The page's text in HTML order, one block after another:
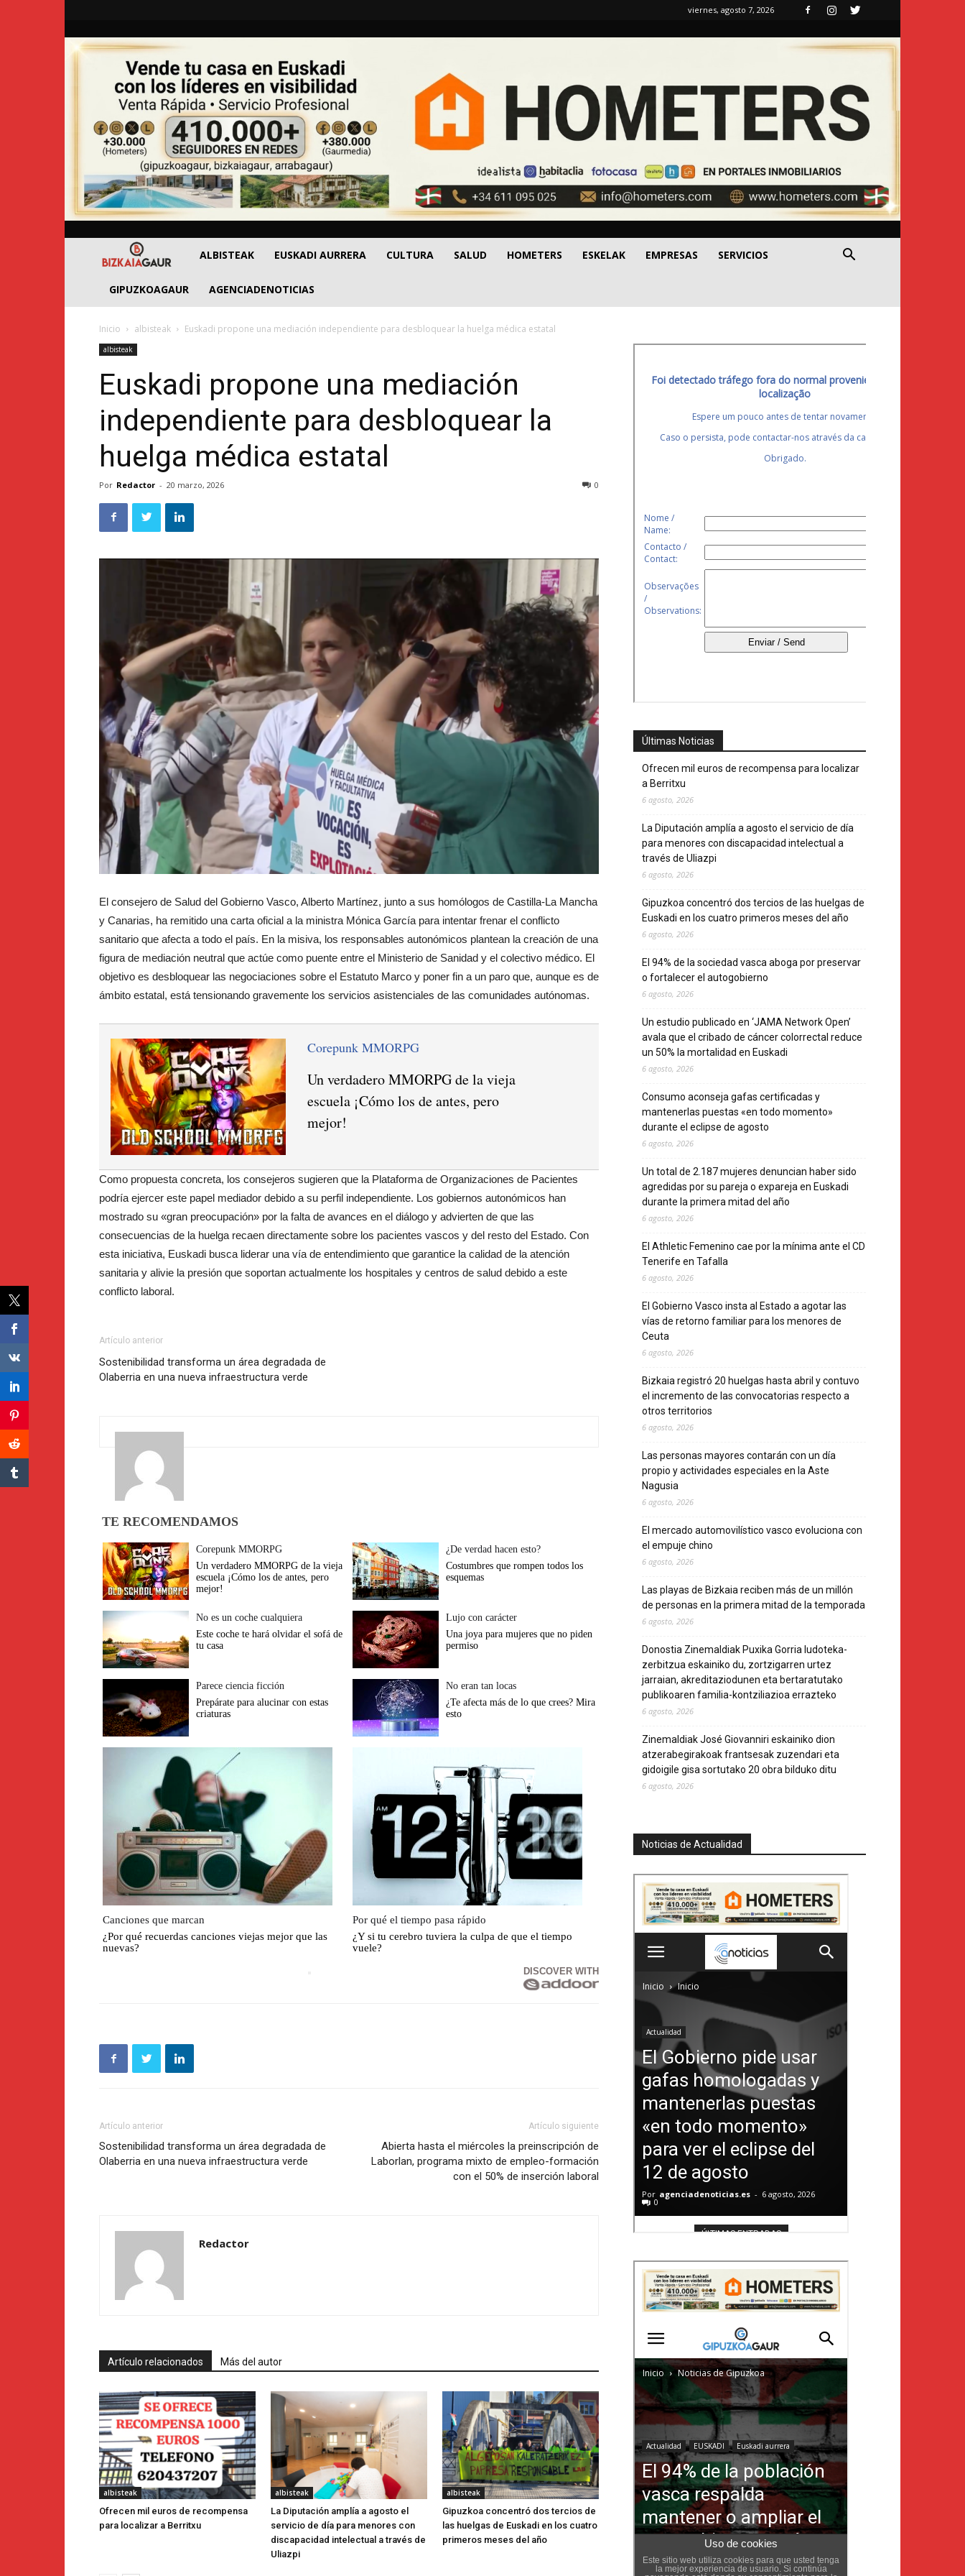
viernes, agosto 7, 2026
BizkaiaGaur
ALBISTEAK EUSKADI AURRERA CULTURA SALUD HOMETERS ESKELAK EMPRESAS SERVICIOS
GIPUZKOAGAUR AGENCIADENOTICIAS
Inicio albisteak Euskadi propone una mediación independiente para desbloquear la huelga médica estatal
albisteak
Euskadi propone una mediación
independiente para desbloquear la
huelga médica estatal
Por Redactor - 20 marzo, 2026 0
El consejero de Salud del Gobierno Vasco, Alberto Martínez, junto a sus homólogos de Castilla-La Mancha
y Canarias, ha remitido una carta oficial a la ministra Mónica García para intentar frenar el conflicto
sanitario que afecta a todo el país. En la misiva, los responsables autonómicos plantean la creación de una
figura de mediación neutral que actúe como puente entre el Ministerio de Sanidad y el colectivo médico. El
objetivo es desbloquear las negociaciones sobre el Estatuto Marco y poner fin a un paro que, aunque es de
ámbito estatal, está tensionando gravemente los servicios asistenciales de las comunidades autónomas.
Corepunk MMORPG
Un verdadero MMORPG de la vieja
escuela ¡Cómo los de antes, pero
mejor!
Como propuesta concreta, los consejeros sugieren que la Plataforma de Organizaciones de Pacientes
podría ejercer este papel mediador debido a su perfil independiente. Los gobiernos autonómicos han
mostrado su «gran preocupación» por la falta de avances en el diálogo y advierten de que las
consecuencias de la huelga recaen directamente sobre los pacientes vascos y del resto del Estado. Con
esta iniciativa, Euskadi busca liderar una vía de entendimiento que garantice la calidad de la atención
sanitaria y alivie la presión que soportan actualmente los hospitales y centros de salud debido a este
conflicto laboral.
Artículo anterior
Sostenibilidad transforma un área degradada de
Olaberria en una nueva infraestructura verde
TE RECOMENDAMOS
Corepunk MMORPG
Un verdadero MMORPG de la vieja
escuela ¡Cómo los de antes, pero
mejor!
¿De verdad hacen esto?
Costumbres que rompen todos los
esquemas
No es un coche cualquiera
Este coche te hará olvidar el sofá de
tu casa
Lujo con carácter
Una joya para mujeres que no piden
permiso
Parece ciencia ficción
Prepárate para alucinar con estas
criaturas
No eran tan locas
¿Te afecta más de lo que crees? Mira
esto
Canciones que marcan
¿Por qué recuerdas canciones viejas mejor que las
nuevas?
Por qué el tiempo pasa rápido
¿Y si tu cerebro tuviera la culpa de que el tiempo
vuele?
DISCOVER WITH
Artículo anterior
Sostenibilidad transforma un área degradada de
Olaberria en una nueva infraestructura verde
Artículo siguiente
Abierta hasta el miércoles la preinscripción de
Laborlan, programa mixto de empleo-formación
con el 50% de inserción laboral
Redactor
Artículo relacionados Más del autor
albisteak
Ofrecen mil euros de recompensa
para localizar a Berritxu
albisteak
La Diputación amplía a agosto el
servicio de día para menores con
discapacidad intelectual a través de
Uliazpi
albisteak
Gipuzkoa concentró dos tercios de
las huelgas de Euskadi en los cuatro
primeros meses del año
Últimas Noticias
Ofrecen mil euros de recompensa para localizar
a Berritxu
6 agosto, 2026
La Diputación amplía a agosto el servicio de día
para menores con discapacidad intelectual a
través de Uliazpi
6 agosto, 2026
Gipuzkoa concentró dos tercios de las huelgas de
Euskadi en los cuatro primeros meses del año
6 agosto, 2026
El 94% de la sociedad vasca aboga por preservar
o fortalecer el autogobierno
6 agosto, 2026
Un estudio publicado en ‘JAMA Network Open’
avala que el cribado de cáncer colorrectal reduce
un 50% la mortalidad en Euskadi
6 agosto, 2026
Consumo aconseja gafas certificadas y
mantenerlas puestas «en todo momento»
durante el eclipse de agosto
6 agosto, 2026
Un total de 2.187 mujeres denuncian haber sido
agredidas por su pareja o expareja en Euskadi
durante la primera mitad del año
6 agosto, 2026
El Athletic Femenino cae por la mínima ante el CD
Tenerife en Tafalla
6 agosto, 2026
El Gobierno Vasco insta al Estado a agotar las
vías de retorno familiar para los menores de
Ceuta
6 agosto, 2026
Bizkaia registró 20 huelgas hasta abril y contuvo
el incremento de las convocatorias respecto a
otros territorios
6 agosto, 2026
Las personas mayores contarán con un día
propio y actividades especiales en la Aste
Nagusia
6 agosto, 2026
El mercado automovilístico vasco evoluciona con
el empuje chino
6 agosto, 2026
Las playas de Bizkaia reciben más de un millón
de personas en la primera mitad de la temporada
6 agosto, 2026
Donostia Zinemaldiak Puxika Gorria ludoteka-
zerbitzua eskainiko du, zortzigarren urtez
jarraian, akreditaziodunen eta bertaratutako
publikoaren familia-kontziliazioa errazteko
6 agosto, 2026
Zinemaldiak José Giovanniri eskainiko dion
atzerabegirakoak frantsesak zuzendari eta
gidoigile gisa sortutako 20 obra bilduko ditu
6 agosto, 2026
Noticias de Actualidad